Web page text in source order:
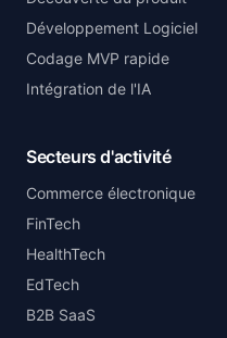
Développement Logiciel
Codage MVP rapide
Intégration de l'IA
Secteurs d'activité
Commerce électronique
FinTech
HealthTech
EdTech
B2B SaaS